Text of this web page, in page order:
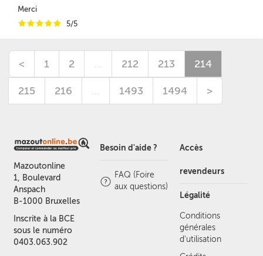
Merci
iiiii 5/5
< 1 2 … 212 213 214
215 216 … 1493 1494 >
Mazoutonline
1, Boulevard
Anspach
B-1000 Bruxelles
Inscrite à la BCE
sous le numéro
0403.063.902
Besoin d'aide ?
FAQ (Foire
aux questions)
Accès
revendeurs
Légalité
Conditions
générales
d'utilisation